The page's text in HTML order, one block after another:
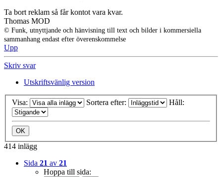
Ta bort reklam så får kontot vara kvar.
Thomas MOD
© Funk, utnyttjande och hänvisning till text och bilder i kommersiella
sammanhang endast efter överenskommelse
Upp
Skriv svar
Utskriftsvänlig version
Visa: Sortera efter: Håll:
414 inlägg
Sida 21 av 21
Hoppa till sida: